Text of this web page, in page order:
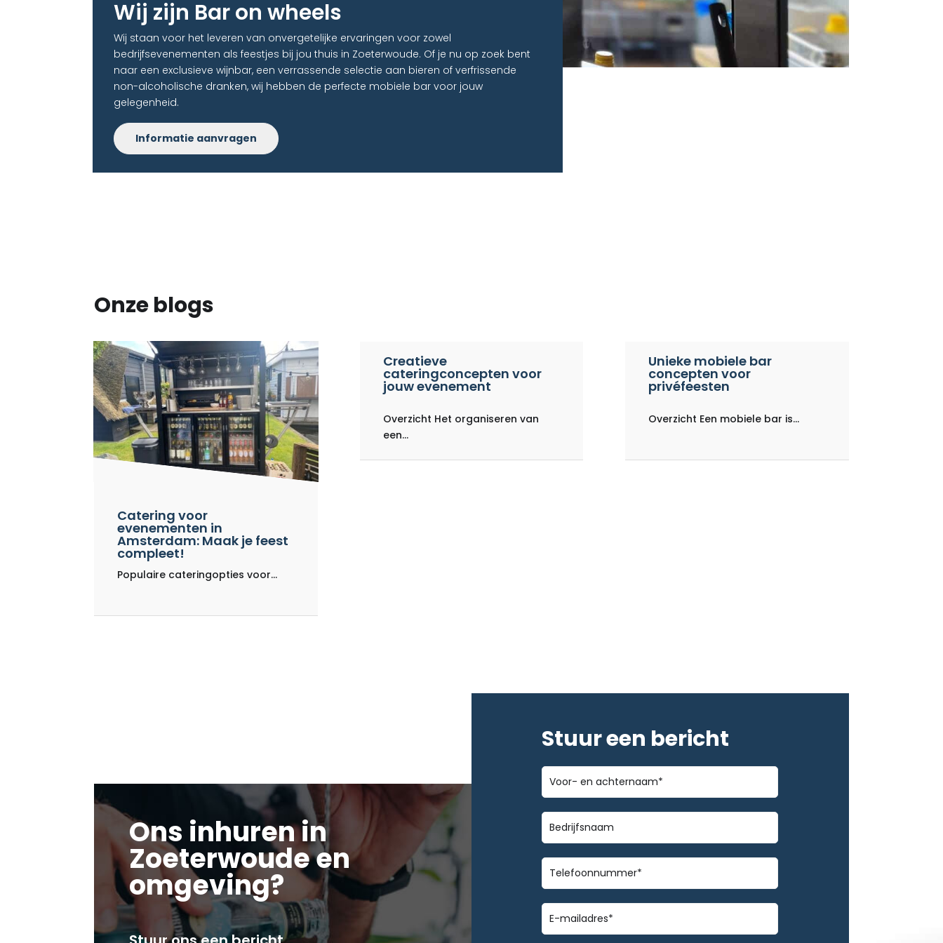
Wij zijn Bar on wheels
Wij staan voor het leveren van onvergetelijke ervaringen voor zowel
bedrijfsevenementen als feestjes bij jou thuis in Zoeterwoude. Of je nu op zoek bent
naar een exclusieve wijnbar, een verrassende selectie aan bieren of verfrissende
non-alcoholische dranken, wij hebben de perfecte mobiele bar voor jouw
gelegenheid.
Informatie aanvragen
Onze blogs
Catering voor
evenementen in
Amsterdam: Maak je feest
compleet!
Populaire cateringopties voor...
Creatieve
cateringconcepten voor
jouw evenement
Overzicht Het organiseren van
een...
Unieke mobiele bar
concepten voor
privéfeesten
Overzicht Een mobiele bar is...
Ons inhuren in
Zoeterwoude en
omgeving?
Stuur een bericht
Voor-
en
achternaam*
Bedrijfsnaam
Telefoonnummer*
E-
mailadres*